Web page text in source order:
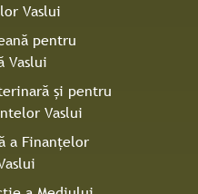
Vaslui
pentru
Vaslui
şi pentru
Vaslui
a Finanţelor